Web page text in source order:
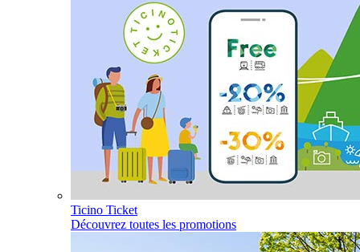
Ticino Ticket
Découvrez toutes les promotions